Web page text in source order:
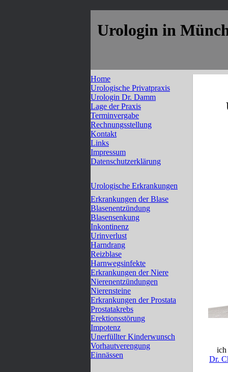
Urologin in
Home
Urologische Privatpraxis
Urologin Dr. Damm
Lage der Praxis
Terminvergabe
Rechnungsstellung
Kontakt
Links
Impressum
Datenschutzerklärung
Urologische Erkrankungen
Erkrankungen der Blase
Blasenentzündung
Blasensenkung
Inkontinenz
Urinverlust
Harndrang
Reizblase
Harnwegsinfekte
Erkrankungen der Niere
Nierenentzündungen
Nierensteine
Erkrankungen der Prostata
Prostatakrebs
Erektionsstörung
Impotenz
Unerfüllter Kinderwunsch
Vorhautverengung
Einnässen
ich
Dr.